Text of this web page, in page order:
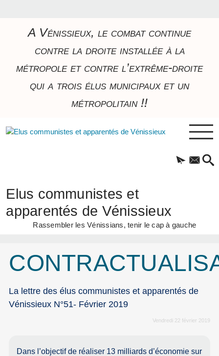
A Vénissieux, le combat continue
contre la droite installée à la
métropole et contre l’extrême-droite
qui a trois élus municipaux et un
métropolitain !!
Elus communistes et
apparentés de Vénissieux
Rassembler les Vénissians, tenir le cap à gauche
La lettre des élus communistes et apparentés de
Vénissieux N°51- Février 2019
Vendredi 22 février 2019
Dans l’objectif de réaliser 13 milliards d’économie sur